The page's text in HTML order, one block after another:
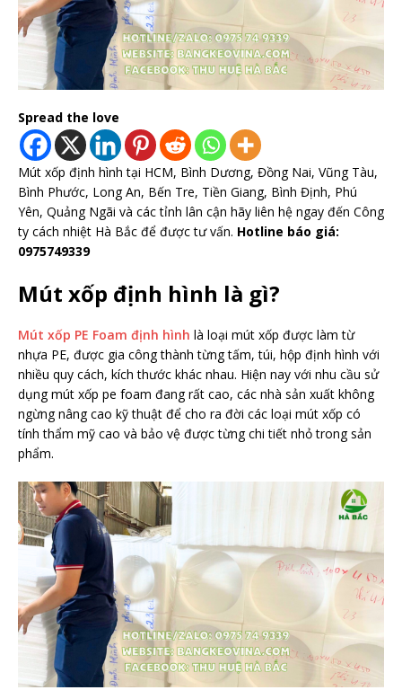
Spread the love
Mút xốp định hình tại HCM, Bình Dương, Đồng Nai, Vũng Tàu,
Bình Phước, Long An, Bến Tre, Tiền Giang, Bình Định, Phú
Yên, Quảng Ngãi và các tỉnh lân cận hãy liên hệ ngay đến Công
ty cách nhiệt Hà Bắc để được tư vấn. Hotline báo giá:
0975749339
Mút xốp định hình là gì?
Mút xốp PE Foam định hình là loại mút xốp được làm từ
nhựa PE, được gia công thành từng tấm, túi, hộp định hình với
nhiều quy cách, kích thước khác nhau. Hiện nay với nhu cầu sử
dụng mút xốp pe foam đang rất cao, các nhà sản xuất không
ngừng nâng cao kỹ thuật để cho ra đời các loại mút xốp có
tính thẩm mỹ cao và bảo vệ được từng chi tiết nhỏ trong sản
phẩm.